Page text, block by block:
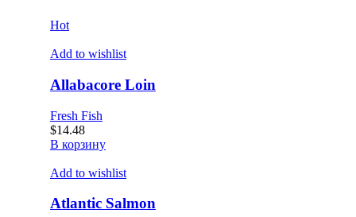
Hot
Add to wishlist
Allabacore Loin
Fresh Fish
$14.48
В корзину
Add to wishlist
Atlantic Salmon